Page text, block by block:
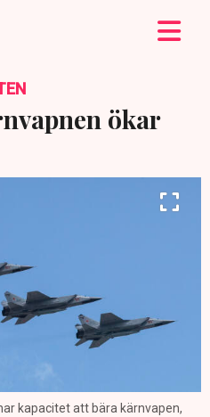
ökar
kapacitet att bära kärnvapen,